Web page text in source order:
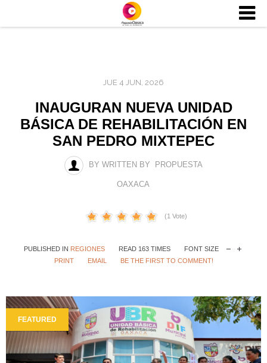
JUE 4 JUN, 2026
INAUGURAN NUEVA UNIDAD
BÁSICA DE REHABILITACIÓN EN
SAN PEDRO MIXTEPEC
BY WRITTEN BY PROPUESTA
OAXACA
(1 Vote)
PUBLISHED IN REGIONES READ 163 TIMES
FONT SIZE
PRINT
EMAIL BE THE FIRST TO COMMENT!
FEATURED